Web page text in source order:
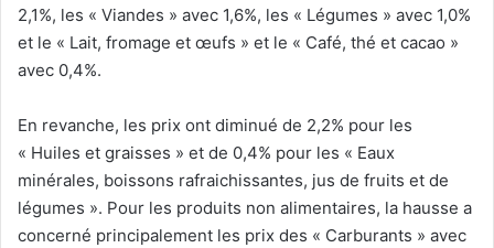
2,1%, les « Viandes » avec 1,6%, les « Légumes » avec 1,0%
et le « Lait, fromage et œufs » et le « Café, thé et cacao »
avec 0,4%.
En revanche, les prix ont diminué de 2,2% pour les
« Huiles et graisses » et de 0,4% pour les « Eaux
minérales, boissons rafraichissantes, jus de fruits et de
légumes ». Pour les produits non alimentaires, la hausse a
concerné principalement les prix des « Carburants » avec